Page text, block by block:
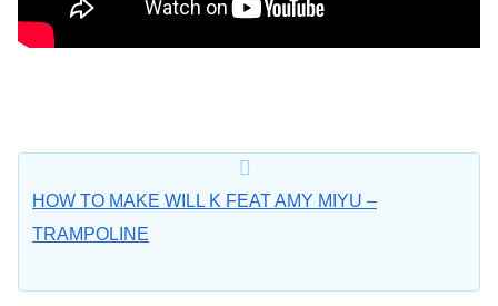
HOW TO MAKE WILL K FEAT AMY MIYU –
TRAMPOLINE